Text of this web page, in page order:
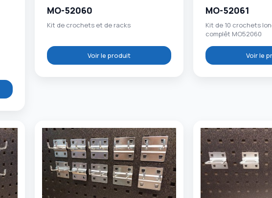
MO-52060
Kit de crochets et de racks
Voir le produit
MO-52061
Kit de 10 crochets
complêt MO52060
Voir le